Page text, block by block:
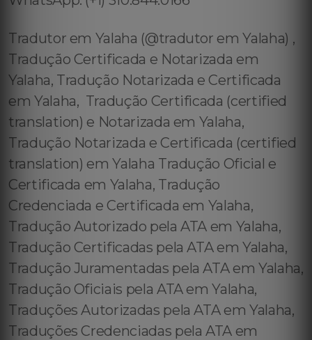
Tradutor em Yalaha (@tradutor em Yalaha) ,
Tradução Certificada e Notarizada em
Yalaha, Tradução Notarizada e Certificada
em Yalaha, Tradução Certificada (certified
translation) e Notarizada em Yalaha,
Tradução Notarizada e Certificada (certified
translation) em Yalaha Tradução Oficial e
Certificada em Yalaha, Tradução
Credenciada e Certificada em Yalaha,
Tradução Autorizado pela ATA em Yalaha,
Tradução Certificadas pela ATA em Yalaha,
Tradução Juramentadas pela ATA em Yalaha,
Tradução Oficiais pela ATA em Yalaha,
Traduções Autorizadas pela ATA em Yalaha,
Traduções Credenciadas pela ATA em